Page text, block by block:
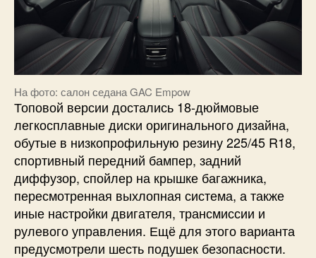
На фото: салон седана GAC Empow
Топовой версии достались 18-дюймовые
легкосплавные диски оригинального дизайна,
обутые в низкопрофильную резину 225/45 R18,
спортивный передний бампер, задний
диффузор, спойлер на крышке багажника,
пересмотренная выхлопная система, а также
иные настройки двигателя, трансмиссии и
рулевого управления. Ещё для этого варианта
предусмотрели шесть подушек безопасности.